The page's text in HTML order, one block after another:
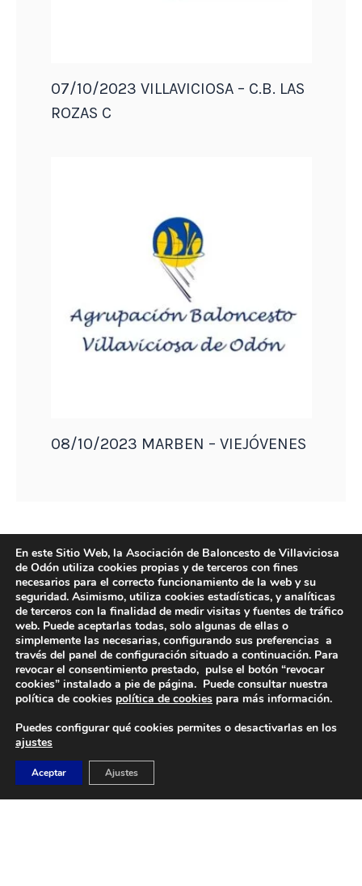
07/10/2023 VILLAVICIOSA – C.B. LAS
ROZAS C
08/10/2023 MARBEN – VIEJÓVENES
DIRECCIÓN
Camino de Sacedón 15
Villaviciosa de Odón (Madrid)
En este Sitio Web, la Asociación de Baloncesto de Villaviciosa
de Odón utiliza cookies propias y de terceros con fines
necesarios para el correcto funcionamiento de la web y su
seguridad. Asimismo, utiliza cookies estadísticas, y analíticas
de terceros con la finalidad de medir visitas y fuentes de tráfico
web. Puede aceptarlas todas, solo algunas de ellas o
simplemente las necesarias, configurando sus preferencias a
través del panel de configuración situado a continuación. Para
revocar el consentimiento prestado, pulse el botón “revocar
cookies” instalado a pie de página. Puede consultar nuestra
política de cookies política de cookies para más información.
Puedes configurar qué cookies permites o desactivarlas en los
ajustes
Aceptar Ajustes